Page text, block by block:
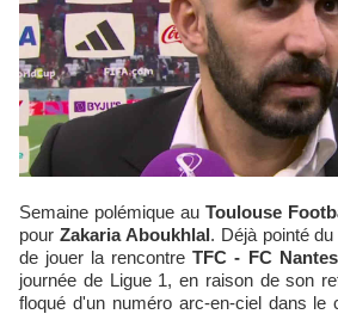
Semaine polémique au Toulouse
pour Zakaria Aboukhlal. Déjà pointé
de jouer la rencontreTFC - FC Nantes
journée de Ligue 1, en raison de son
floqué d'un numéro arc-en-ciel dans le